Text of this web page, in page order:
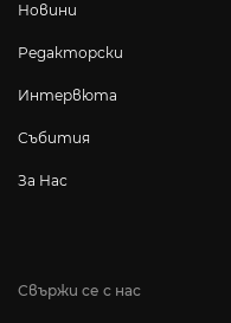
Свържи се с нас
Новини
Редакторски
Интервюта
Събития
За Нас